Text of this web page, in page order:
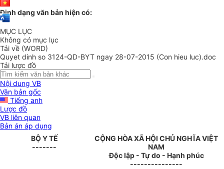
Định dạng văn bản hiện có:
MỤC LỤC
Không có mục lục
Tải về (WORD)
Quyet dinh so 3124-QD-BYT ngay 28-07-2015 (Con hieu luc).doc
Tải lược đồ
Nội dung VB
Văn bản gốc
Tiếng anh
Lược đồ
VB liên quan
Bản án áp dụng
BỘ Y TẾ
-------
CỘNG HÒA XÃ HỘI CHỦ NGHĨA VIỆT
NAM
Độc lập - Tự do - Hạnh phúc
---------------